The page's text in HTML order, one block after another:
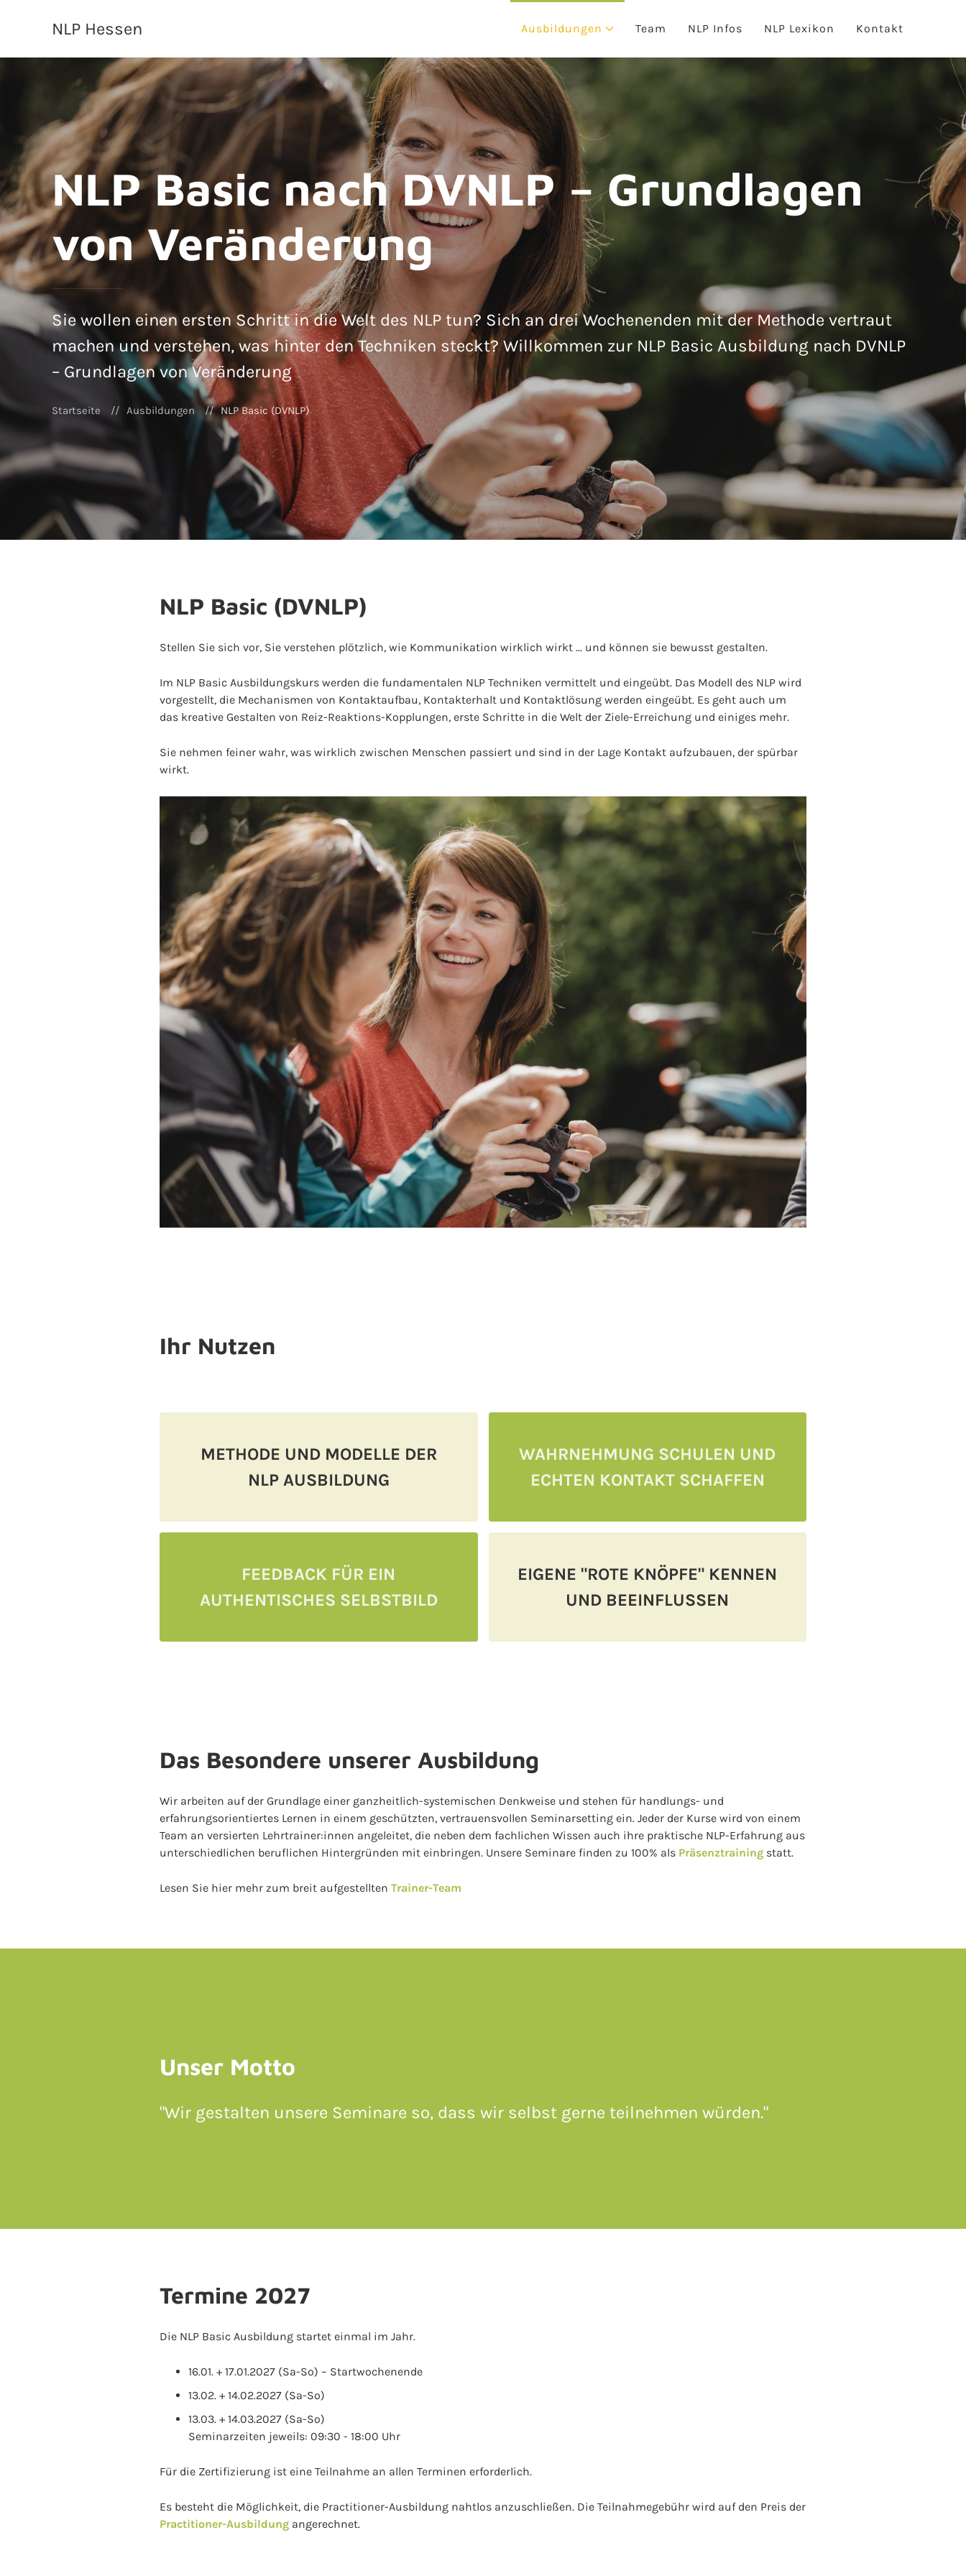
NLP Hessen Ausbildungen Team NLP Infos NLP Lexikon Kontakt
NLP Basic nach DVNLP – Grundlagen
von Veränderung
Sie wollen einen ersten Schritt in die Welt des NLP tun? Sich an drei Wochenenden mit der Methode vertraut
machen und verstehen, was hinter den Techniken steckt? Willkommen zur NLP Basic Ausbildung nach DVNLP
– Grundlagen von Veränderung
Startseite Ausbildungen NLP Basic (DVNLP)
NLP Basic (DVNLP)
Stellen Sie sich vor, Sie verstehen plötzlich, wie Kommunikation wirklich wirkt ... und können sie bewusst gestalten.
Im NLP Basic Ausbildungskurs werden die fundamentalen NLP Techniken vermittelt und eingeübt. Das Modell des NLP wird
vorgestellt, die Mechanismen von Kontaktaufbau, Kontakterhalt und Kontaktlösung werden eingeübt. Es geht auch um
das kreative Gestalten von Reiz-Reaktions-Kopplungen, erste Schritte in die Welt der Ziele-Erreichung und einiges mehr.
Sie nehmen feiner wahr, was wirklich zwischen Menschen passiert und sind in der Lage Kontakt aufzubauen, der spürbar
wirkt.
Ihr Nutzen
METHODE UND MODELLE DER
NLP AUSBILDUNG
WAHRNEHMUNG SCHULEN UND
ECHTEN KONTAKT SCHAFFEN
FEEDBACK FÜR EIN
AUTHENTISCHES SELBSTBILD
EIGENE "ROTE KNÖPFE" KENNEN
UND BEEINFLUSSEN
Das Besondere unserer Ausbildung
Wir arbeiten auf der Grundlage einer ganzheitlich-systemischen Denkweise und stehen für handlungs- und
erfahrungsorientiertes Lernen in einem geschützten, vertrauensvollen Seminarsetting ein. Jeder der Kurse wird von einem
Team an versierten Lehrtrainer:innen angeleitet, die neben dem fachlichen Wissen auch ihre praktische NLP-Erfahrung aus
unterschiedlichen beruflichen Hintergründen mit einbringen. Unsere Seminare finden zu 100% als Präsenztraining statt.
Lesen Sie hier mehr zum breit aufgestellten Trainer-Team
Unser Motto
"Wir gestalten unsere Seminare so, dass wir selbst gerne teilnehmen würden."
Termine 2027
Die NLP Basic Ausbildung startet einmal im Jahr.
16.01. + 17.01.2027 (Sa-So) – Startwochenende
13.02. + 14.02.2027 (Sa-So)
13.03. + 14.03.2027 (Sa-So)
Seminarzeiten jeweils: 09:30 - 18:00 Uhr
Für die Zertifizierung ist eine Teilnahme an allen Terminen erforderlich.
Es besteht die Möglichkeit, die Practitioner-Ausbildung nahtlos anzuschließen. Die Teilnahmegebühr wird auf den Preis der
Practitioner-Ausbildung angerechnet.